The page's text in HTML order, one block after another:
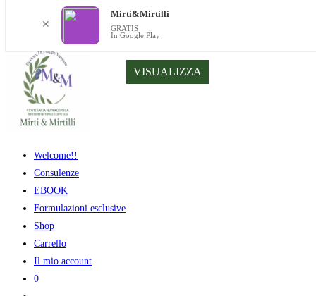
contenuto
Welcome!!
Consulenze
EBOOK
Formulazioni esclusive
Shop
Carrello
Il mio account
0
✕
Mirti&Mirtilli
GRATIS
In Google Play
VISUALIZZA